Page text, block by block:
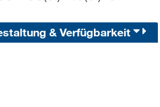
& Verfügbarkeit